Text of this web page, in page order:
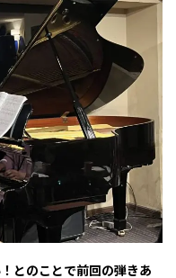
とのことで前回の弾きあ